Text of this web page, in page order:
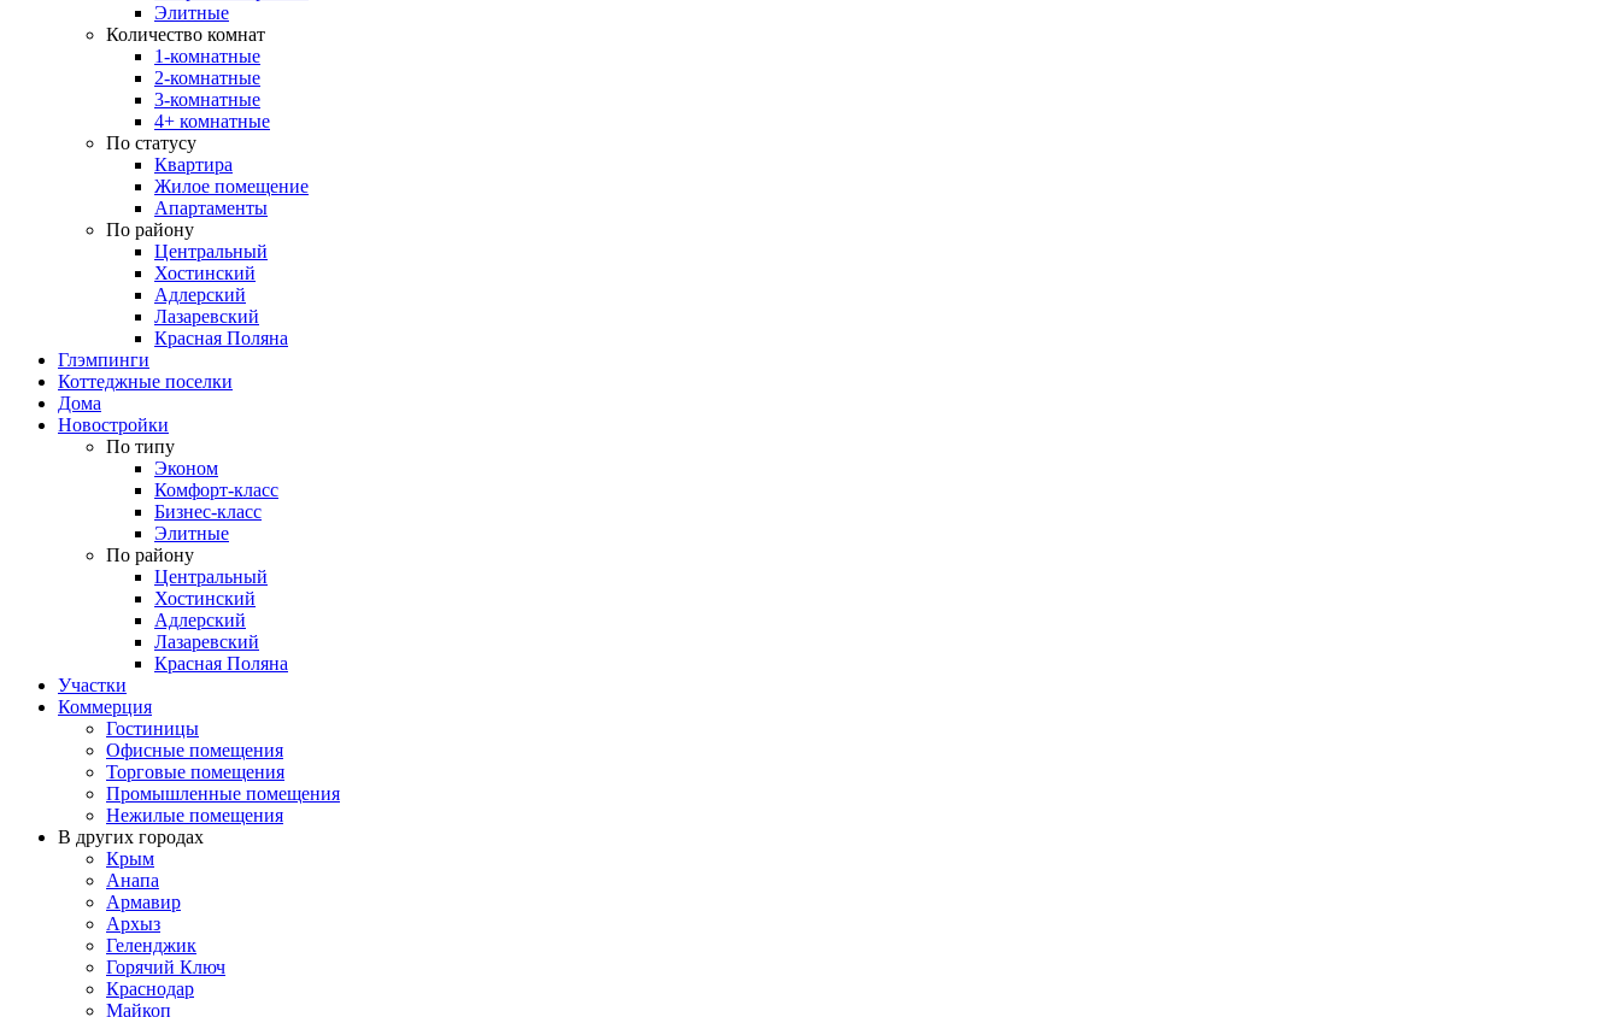
Элитные
Количество комнат
1-комнатные
2-комнатные
3-комнатные
4+ комнатные
По статусу
Квартира
Жилое помещение
Апартаменты
По району
Центральный
Хостинский
Адлерский
Лазаревский
Красная Поляна
Глэмпинги
Коттеджные поселки
Дома
Новостройки
По типу
Эконом
Комфорт-класс
Бизнес-класс
Элитные
По району
Центральный
Хостинский
Адлерский
Лазаревский
Красная Поляна
Участки
Коммерция
Гостиницы
Офисные помещения
Торговые помещения
Промышленные помещения
Нежилые помещения
В других городах
Крым
Анапа
Армавир
Архыз
Геленджик
Горячий Ключ
Краснодар
Майкоп